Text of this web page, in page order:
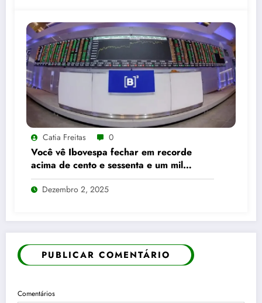
Catia Freitas 0
Você vê Ibovespa fechar em recorde
acima de cento e sessenta e um mil
pontos enquanto dólar recua para cinco
reais e trinta e três centavos
Dezembro 2, 2025
PUBLICAR COMENTÁRIO
Comentários